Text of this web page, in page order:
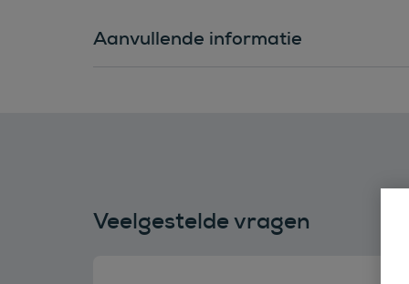
Aanvullende informatie
Veelgestelde vragen